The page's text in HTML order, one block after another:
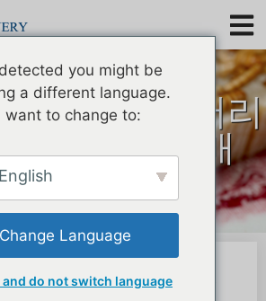
색 갈색거저리
벨기에에 판매
은 소식이 있습니다! 벨기에
you might be
a different language.
want to change to:
English
Change Language
and do not switch language